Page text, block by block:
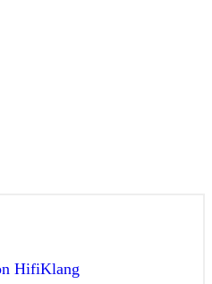
HifiKlang